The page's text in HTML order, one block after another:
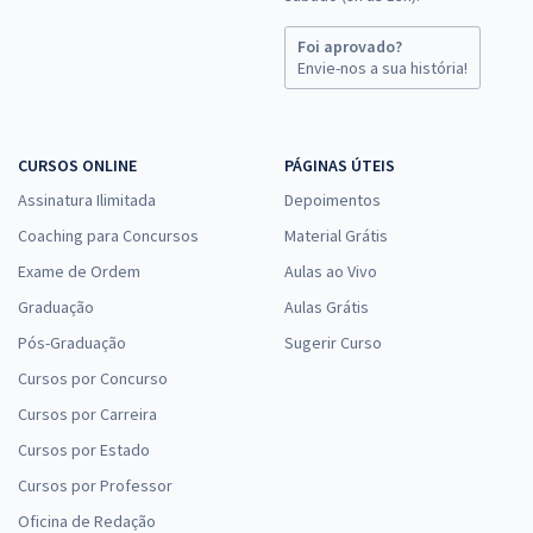
Foi aprovado?
Envie-nos a sua história!
CURSOS ONLINE
Assinatura Ilimitada
Coaching para Concursos
Exame de Ordem
Graduação
Pós-Graduação
Cursos por Concurso
Cursos por Carreira
Cursos por Estado
Cursos por Professor
Oficina de Redação
PÁGINAS ÚTEIS
Depoimentos
Material Grátis
Aulas ao Vivo
Aulas Grátis
Sugerir Curso